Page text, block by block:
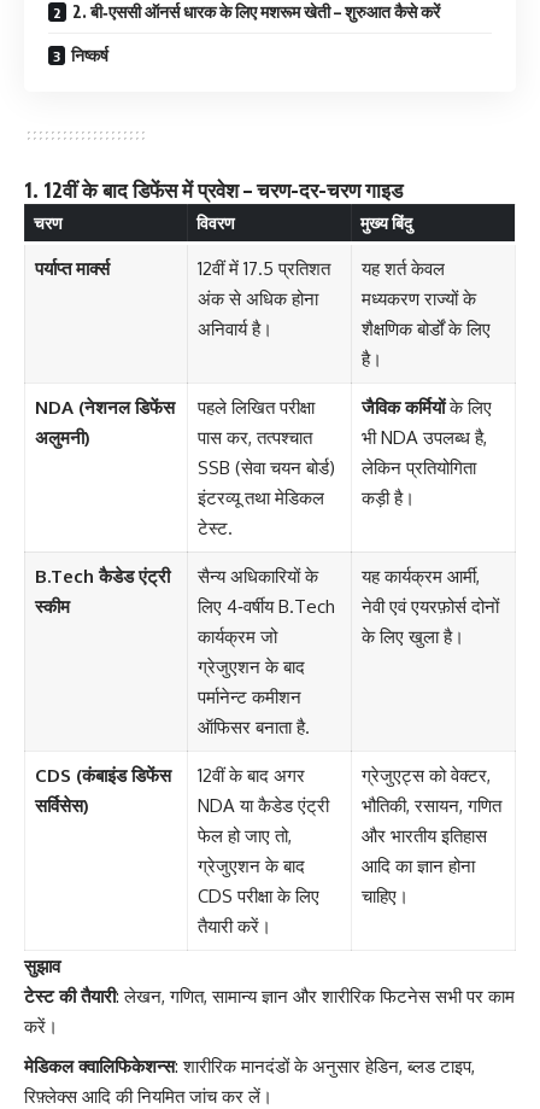
2. बी‑एससी ऑनर्स धारक के लिए मशरूम खेती – शुरुआत कैसे करें
निष्कर्ष
1. 12वीं के बाद डिफेंस में प्रवेश – चरण-दर-चरण गाइड
चरण विवरण मुख्य बिंदु
पर्याप्त मार्क्स
12वीं में 17.5 प्रतिशत
अंक से अधिक होना
अनिवार्य है।
यह शर्त केवल
मध्यकरण राज्यों के
शैक्षणिक बोर्डों के लिए
है।
NDA (नेशनल डिफेंस
अलुमनी)
पहले लिखित परीक्षा
पास कर, तत्पश्चात
SSB (सेवा चयन बोर्ड)
इंटरव्यू तथा मेडिकल
टेस्ट.
जैविक कर्मियोंके लिए
भी NDA उपलब्ध है,
लेकिन प्रतियोगिता
कड़ी है।
B.Tech कैडेड एंट्री
स्कीम
सैन्य अधिकारियों के
लिए 4‑वर्षीय B.Tech
कार्यक्रम जो
ग्रेजुएशन के बाद
पर्मानेन्ट कमीशन
ऑफिसर बनाता है.
यह कार्यक्रम आर्मी,
नेवी एवं एयरफ़ोर्स दोनों
के लिए खुला है।
CDS (कंबाइंड डिफेंस
सर्विसेस)
12वीं के बाद अगर
NDA या कैडेड एंट्री
फेल हो जाए तो,
ग्रेजुएशन के बाद
CDS परीक्षा के लिए
तैयारी करें।
ग्रेजुएट्स को वेक्टर,
भौतिकी, रसायन, गणित
और भारतीय इतिहास
आदि का ज्ञान होना
चाहिए।
सुझाव
टेस्ट की तैयारी: लेखन, गणित, सामान्य ज्ञान और शारीरिक फिटनेस सभी पर काम
करें।
मेडिकल क्वालिफिकेशन्स: शारीरिक मानदंडों के अनुसार हेडिन, ब्लड टाइप,
रिफ़्लेक्स आदि की नियमित जांच कर लें।